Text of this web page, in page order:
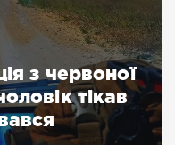
з червоної
тікав